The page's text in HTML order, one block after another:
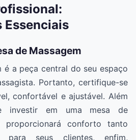
Essenciais
de Massagem
é a peça central do seu espaço
Portanto, certifique-se
confortável e ajustável. Além
investir em uma mesa de
proporcionará conforto tanto
para seus clientes, enfim,